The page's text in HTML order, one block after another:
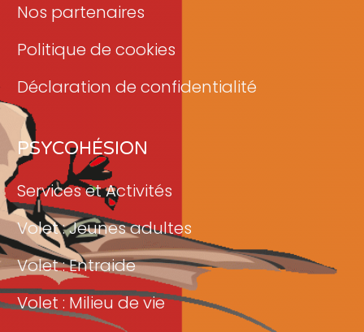
Nos partenaires
Politique de cookies
Déclaration de confidentialité
PSYCOHÉSION
Services et Activités
Volet : Jeunes adultes
Volet : Entraide
Volet : Milieu de vie